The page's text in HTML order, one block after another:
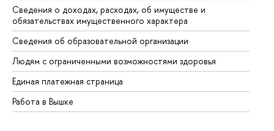
Сведения о доходах, расходах, об имуществе и
обязательствах имущественного характера
Сведения об образовательной организации
Людям с ограниченными возможностями здоровья
Единая платежная страница
Работа в Вышке